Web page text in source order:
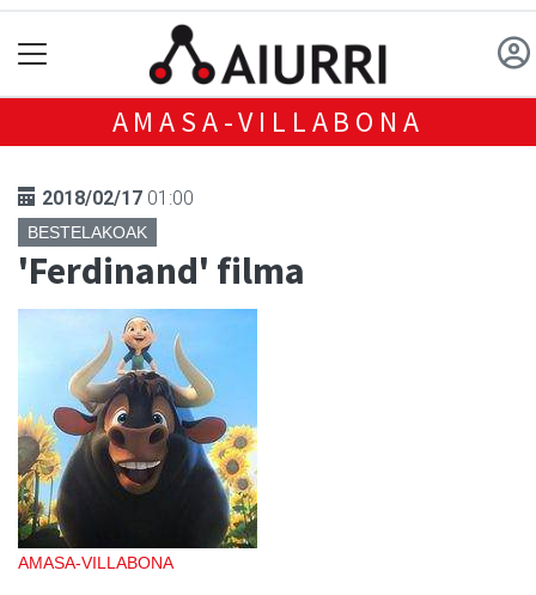
AMASA-VILLABONA
2018/02/17 01:00
BESTELAKOAK
'Ferdinand' filma
AMASA-VILLABONA